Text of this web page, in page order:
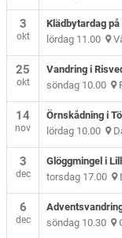
3
okt
Klädbytardag
lördag 11.00
25
okt
Vandring i
söndag 10.00
14
nov
Örnskådning i
lördag 10.00
3
dec
Glöggmingel i
torsdag 17.00
6
dec
söndag 10.30